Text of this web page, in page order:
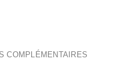
COMPLÉMENTAIRES